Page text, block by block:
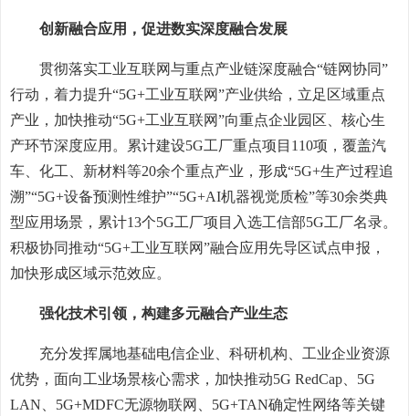
创新融合应用，促进数实深度融合发展
贯彻落实工业互联网与重点产业链深度融合“链网协同”
行动，着力提升“5G+工业互联网”产业供给，立足区域重点
产业，加快推动“5G+工业互联网”向重点企业园区、核心生
产环节深度应用。累计建设5G工厂重点项目110项，覆盖汽
车、化工、新材料等20余个重点产业，形成“5G+生产过程追
溯”“5G+设备预测性维护”“5G+AI机器视觉质检”等30余类典
型应用场景，累计13个5G工厂项目入选工信部5G工厂名录。
积极协同推动“5G+工业互联网”融合应用先导区试点申报，
加快形成区域示范效应。
强化技术引领，构建多元融合产业生态
充分发挥属地基础电信企业、科研机构、工业企业资源
优势，面向工业场景核心需求，加快推动5G RedCap、5G
LAN、5G+MDFC无源物联网、5G+TAN确定性网络等关键